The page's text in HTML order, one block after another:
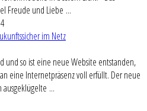
Freude und Liebe ...
im Netz
und so ist eine neue Website entstanden,
eine Internetpräsenz voll erfüllt. Der neue
...